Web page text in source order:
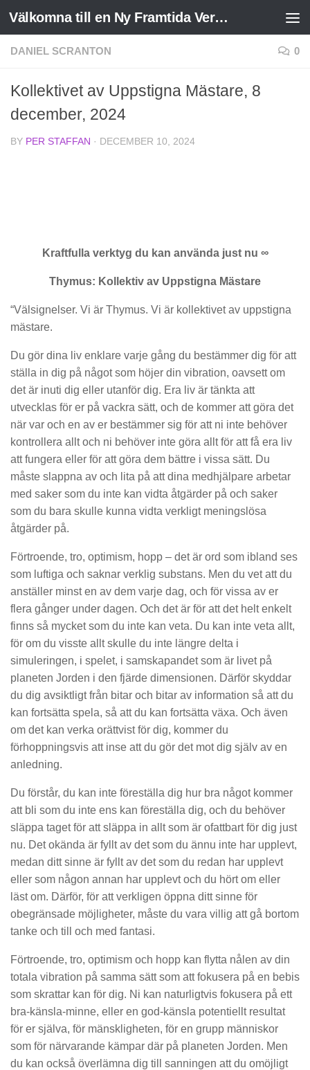
Skip to content Välkomna till en Ny Framtida Verklighet
DANIEL SCRANTON 0
Kollektivet av Uppstigna Mästare, 8
december, 2024
BY PER STAFFAN · DECEMBER 10, 2024
Kraftfulla verktyg du kan använda just nu ∞
Thymus: Kollektiv av Uppstigna Mästare
“Välsignelser. Vi är Thymus. Vi är kollektivet av uppstigna
mästare.
Du gör dina liv enklare varje gång du bestämmer dig för att
ställa in dig på något som höjer din vibration, oavsett om
det är inuti dig eller utanför dig. Era liv är tänkta att
utvecklas för er på vackra sätt, och de kommer att göra det
när var och en av er bestämmer sig för att ni inte behöver
kontrollera allt och ni behöver inte göra allt för att få era liv
att fungera eller för att göra dem bättre i vissa sätt. Du
måste slappna av och lita på att dina medhjälpare arbetar
med saker som du inte kan vidta åtgärder på och saker
som du bara skulle kunna vidta verkligt meningslösa
åtgärder på.
Förtroende, tro, optimism, hopp – det är ord som ibland ses
som luftiga och saknar verklig substans. Men du vet att du
anställer minst en av dem varje dag, och för vissa av er
flera gånger under dagen. Och det är för att det helt enkelt
finns så mycket som du inte kan veta. Du kan inte veta allt,
för om du visste allt skulle du inte längre delta i
simuleringen, i spelet, i samskapandet som är livet på
planeten Jorden i den fjärde dimensionen. Därför skyddar
du dig avsiktligt från bitar och bitar av information så att du
kan fortsätta spela, så att du kan fortsätta växa. Och även
om det kan verka orättvist för dig, kommer du
förhoppningsvis att inse att du gör det mot dig själv av en
anledning.
Du förstår, du kan inte föreställa dig hur bra något kommer
att bli som du inte ens kan föreställa dig, och du behöver
släppa taget för att släppa in allt som är ofattbart för dig just
nu. Det okända är fyllt av det som du ännu inte har upplevt,
medan ditt sinne är fyllt av det som du redan har upplevt
eller som någon annan har upplevt och du hört om eller
läst om. Därför, för att verkligen öppna ditt sinne för
obegränsade möjligheter, måste du vara villig att gå bortom
tanke och till och med fantasi.
Förtroende, tro, optimism och hopp kan flytta nålen av din
totala vibration på samma sätt som att fokusera på en bebis
som skrattar kan för dig. Ni kan naturligtvis fokusera på ett
bra-känsla-minne, eller en god-känsla potentiellt resultat
för er själva, för mänskligheten, för en grupp människor
som för närvarande kämpar där på planeten Jorden. Men
du kan också överlämna dig till sanningen att du omöjligt